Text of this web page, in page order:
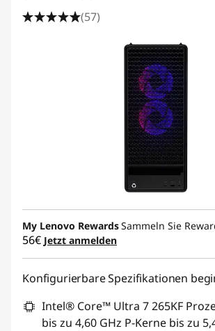
(57)
My Lenovo RewardsSammeln Sie
56€ Jetzt anmelden
Konfigurierbare Spezifikationen
Intel® Core™ Ultra 7 265KF
bis zu 4,60 GHz P-Kerne bis zu